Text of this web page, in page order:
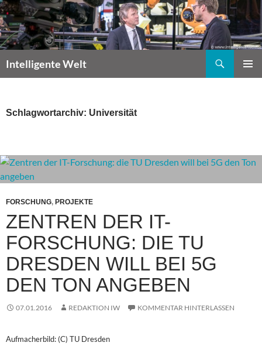
Zum
Inhalt
springen
Intelligente Welt
Schlagwortarchiv: Universität
FORSCHUNG, PROJEKTE
ZENTREN DER IT-
FORSCHUNG: DIE TU
DRESDEN WILL BEI 5G
DEN TON ANGEBEN
07.01.2016 REDAKTION IW KOMMENTAR HINTERLASSEN
Aufmacherbild: (C) TU Dresden